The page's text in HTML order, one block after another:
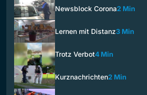
Newsblock Corona2 Min
Lernen mit Distanz3 Min
Trotz Verbot4 Min
Kurznachrichten2 Min